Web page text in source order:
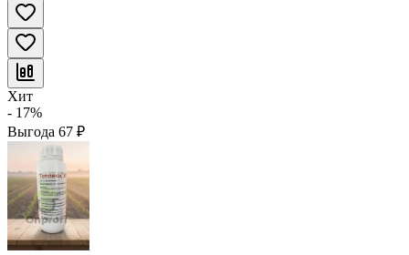
Хит
- 17%
Выгода 67 ₽